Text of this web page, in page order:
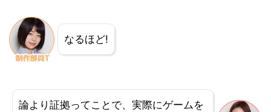
なるほど!
論より証拠ってことで、実際にゲームを